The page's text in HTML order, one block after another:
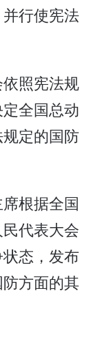
行使宪法
照宪法规
全国总动
定的国防
根据全国
代表大会
态，发布
方面的其